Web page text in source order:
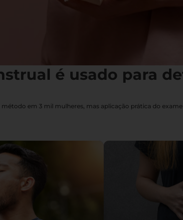
é usado para
em 3 mil mulheres, mas aplicação prática do